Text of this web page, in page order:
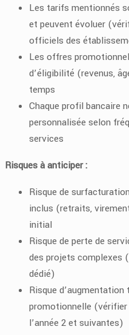
Les tarifs mentionnés
et peuvent évoluer
officiels des
Les offres
d’éligibilité (revenus,
temps
Chaque profil bancaire
personnalisée selon
services
Risques à anticiper :
Risque de
inclus (retraits,
initial
Risque de perte de
des projets complexes
dédié)
Risque
promotionnelle
l’année 2 et suivantes)